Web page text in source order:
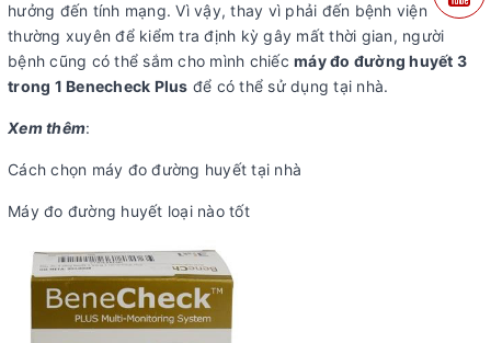
hưởng đến tính mạng. Vì vậy, thay vì phải đến bệnh viện
thường xuyên để kiểm tra định kỳ gây mất thời gian, người
bệnh cũng có thể sắm cho mình chiếc máy đo đường huyết 3
trong 1 Benecheck Plus để có thể sử dụng tại nhà.
Xem thêm:
Cách chọn máy đo đường huyết tại nhà
Máy đo đường huyết loại nào tốt